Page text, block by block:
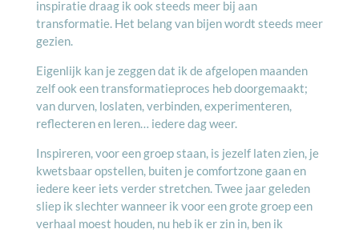
inspiratie draag ik ook steeds meer bij aan
transformatie. Het belang van bijen wordt steeds meer
gezien.
Eigenlijk kan je zeggen dat ik de afgelopen maanden
zelf ook een transformatieproces heb doorgemaakt;
van durven, loslaten, verbinden, experimenteren,
reflecteren en leren… iedere dag weer.
Inspireren, voor een groep staan, is jezelf laten zien, je
kwetsbaar opstellen, buiten je comfortzone gaan en
iedere keer iets verder stretchen. Twee jaar geleden
sliep ik slechter wanneer ik voor een grote groep een
verhaal moest houden, nu heb ik er zin in, ben ik